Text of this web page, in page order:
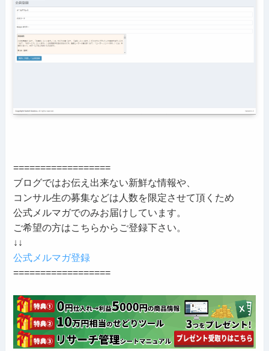
==================
ブログではお伝え出来ない新鮮な情報や、
コンサル生の募集などは人数を限定させて頂くため
公式メルマガでのみお届けしています。
ご希望の方はこちらからご登録下さい。
↓↓
公式メルマガ登録
==================